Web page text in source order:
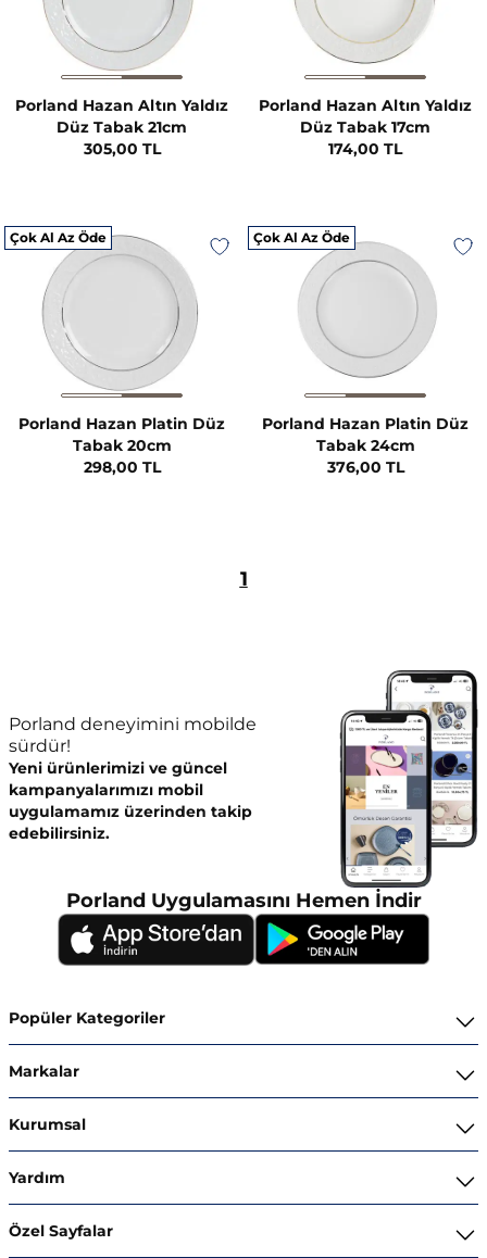
Porland Hazan Altın Yaldız
Düz Tabak 21cm
305,00 TL
Porland Hazan Altın Yaldız
Düz Tabak 17cm
174,00 TL
Çok Al Az Öde
Porland Hazan Platin Düz
Tabak 20cm
298,00 TL
Çok Al Az Öde
Porland Hazan Platin Düz
Tabak 24cm
376,00 TL
1
Porland deneyimini mobilde
sürdür!
Yeni ürünlerimizi ve güncel
kampanyalarımızı mobil
uygulamamız üzerinden takip
edebilirsiniz.
Porland Uygulamasını Hemen İndir
Popüler Kategoriler
Kahvaltı ve İkram Takımları
Kahve ve Çay Gereçleri
Kaseler
Markalar
Superior Bone Porcelain
Ghidini Italy
Kurumsal
İnsan Kaynakları
Yardım
Özel Sayfalar